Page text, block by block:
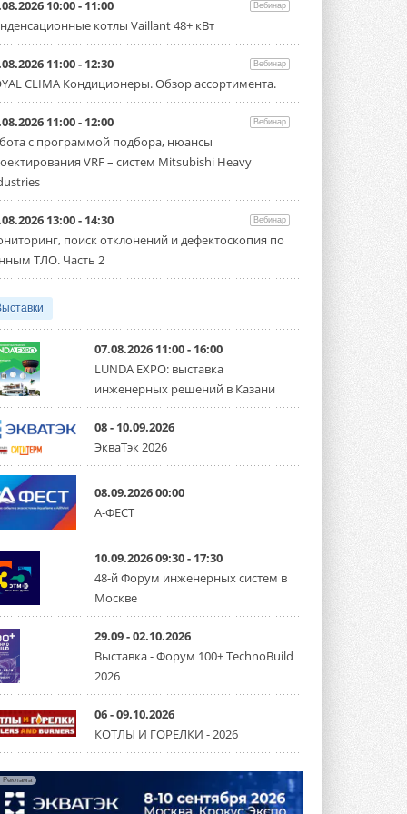
«Русклимат» укрепляет
партнёрство за Уралом
Президент Омского землячества в
Москве Михаил Тимошенко посетил
Омск с трёхдневным рабочим визитом ...
31 ИЮЛЯ 2026
Carrier модернизирует
флагманский чиллер AquaEdge
19XR
Чиллер получил новую версию,
Mitsubishi расширяет
направление систем
охлаждения для ЦОД
США запретили использование
иностранных инверторов
28 июля 2026 года Федеральная
комиссия по связи США (FCC) обновила
свой специальный перечень Covered ...
31 ИЮЛЯ 2026
Уже через месяц в России
можно будет устанавливать
солнечные панели в МКД
С 1 сентября снимается запрет на
микрогенерацию в многоквартирных ...
30 ИЮЛЯ 2026
Канальные вентиляторы с ЕС-
двигателями Sysimple TRS EC
Poti
Новинка от Системэйр —
прямоугольный канальный ...
30 ИЮЛЯ 2026
Краска для окон: как выбрать
состав, который не
растрескается после первой
зимы
Частые вопросы о краске для окон ...
30 ИЮЛЯ 2026
новую серию консольных
насосов NM
Усовершенствованная гидравлика
10:00 - 11:00 Вебинар
котлы Vaillant 48+ кВт
11:00 - 12:30 Вебинар
CLIMA Кондиционеры. Обзор ассортимента.
11:00 - 12:00 Вебинар
с программой подбора, нюансы
VRF – систем Mitsubishi Heavy
13:00 - 14:30 Вебинар
поиск отклонений и дефектоскопия по
ТЛО. Часть 2
07.08.2026 11:00 - 16:00
LUNDA EXPO: выставка
инженерных решений в Казани
08 - 10.09.2026
ЭкваТэк 2026
08.09.2026 00:00
А-ФЕСТ
10.09.2026 09:30 - 17:30
48-й Форум инженерных систем в
Москве
29.09 - 02.10.2026
Выставка - Форум 100+ TechnoBuild
2026
06 - 09.10.2026
КОТЛЫ И ГОРЕЛКИ - 2026
Реклама